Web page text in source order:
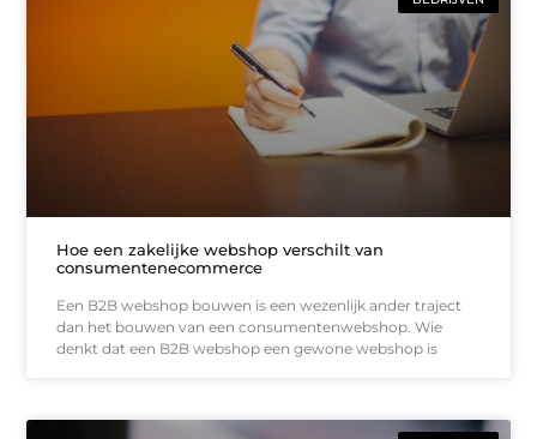
Hoe een zakelijke webshop verschilt van
consumentenecommerce
Een B2B webshop bouwen is een wezenlijk ander traject
dan het bouwen van een consumentenwebshop. Wie
denkt dat een B2B webshop een gewone webshop is